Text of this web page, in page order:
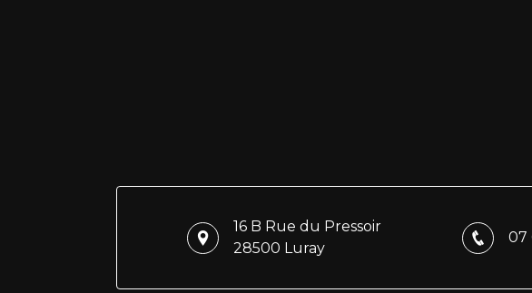
16 B Rue du Pressoir
28500 Luray
07